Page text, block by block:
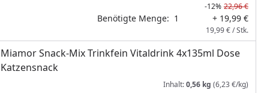
-12% 22,96 €
Benötigte Menge: 1 + 19,99 €
19,99 € / Stk.
Miamor Snack-Mix Trinkfein Vitaldrink 4x135ml Dose
Katzensnack
Inhalt:0,56 kg (6,23 €/kg)